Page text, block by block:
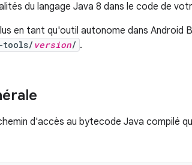
du langage Java 8 dans le code de
en tant qu'outil autonome dans Android
version/ .
d'accès au bytecode Java compilé